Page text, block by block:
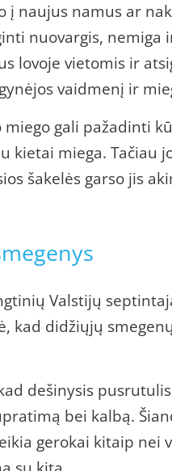
į naujus namus ar
nuovargis,
lovoje vietomis ir
vaidmenį ir
gali pažadinti
kietai miega. Tačiau
šakelės garso jis
Valstijų
kad didžiųjų
dešinysis
bei kalbą.
gerokai kitaip